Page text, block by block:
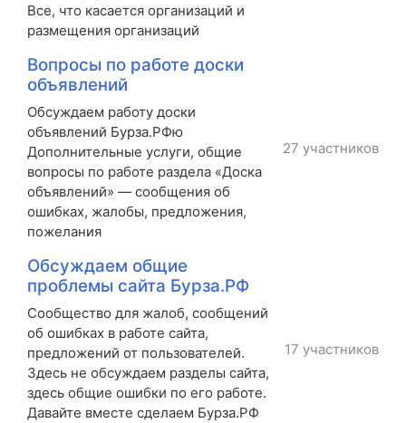
Все, что касается организаций и
размещения организаций
Вопросы по работе доски
объявлений
Обсуждаем работу доски
объявлений Бурза.РФю
Дополнительные услуги, общие
вопросы по работе раздела «Доска
объявлений» — сообщения об
ошибках, жалобы, предложения,
пожелания
27 участников
Обсуждаем общие
проблемы сайта Бурза.РФ
Сообщество для жалоб, сообщений
об ошибках в работе сайта,
предложений от пользователей.
Здесь не обсуждаем разделы сайта,
здесь общие ошибки по его работе.
Давайте вместе сделаем Бурза.РФ
17 участников